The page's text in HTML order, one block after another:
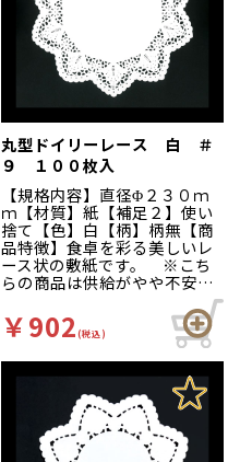
丸型ドイリーレース 白 ＃
９ １００枚入
【規格内容】直径Φ２３０ｍ
ｍ【材質】紙【補足２】使い
捨て【色】白【柄】柄無【商
品特徴】食卓を彩る美しいレ
ース状の敷紙です。 ※こち
らの商品は供給がやや不安定
承ください。
￥902(税込)